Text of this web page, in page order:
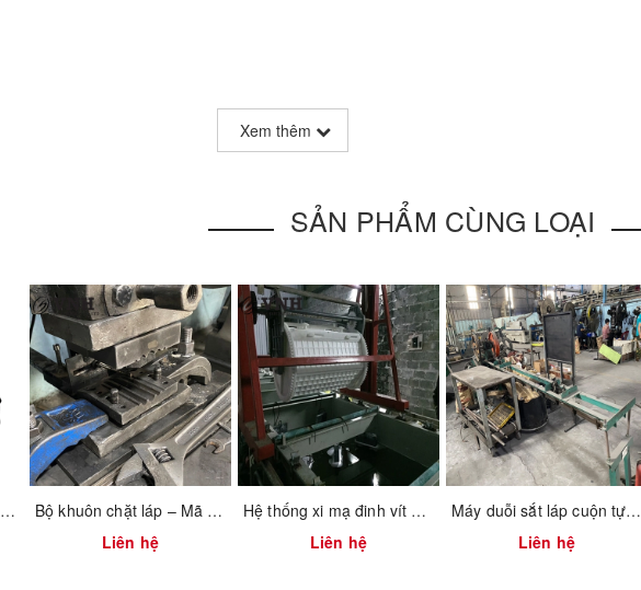
Xem thêm
SẢN PHẨM CÙNG LOẠI
Bộ cữ khoan ổ khóa cửa gỗ – Mã 9101.4.34241 | Vinahardware
Bộ khuôn chặt láp – Mã 2201.1.0004
Liên hệ
Hệ thống xi mạ đinh vít bulong tự động
Liên hệ
Máy duỗi sắt láp cuộn tự động cắt
Liên hệ